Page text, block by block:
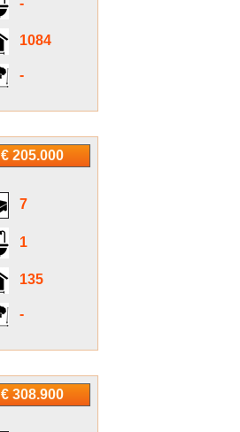
1084
-
€ 205.000
7
1
135
-
€ 308.900